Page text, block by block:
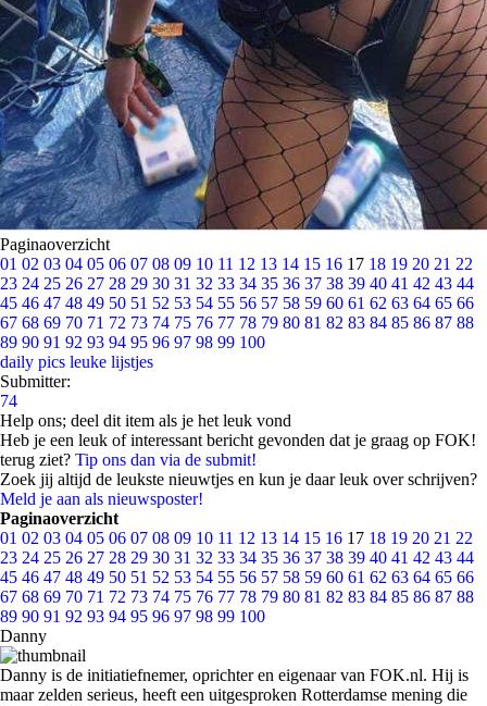
Paginaoverzicht
01 02 03 04 05 06 07 08 09 10 11 12 13 14 15 16 17 18 19 20 21 22
23 24 25 26 27 28 29 30 31 32 33 34 35 36 37 38 39 40 41 42 43 44
45 46 47 48 49 50 51 52 53 54 55 56 57 58 59 60 61 62 63 64 65 66
67 68 69 70 71 72 73 74 75 76 77 78 79 80 81 82 83 84 85 86 87 88
89 90 91 92 93 94 95 96 97 98 99 100
daily pics leuke lijstjes
Submitter:
74
Help ons; deel dit item als je het leuk vond
Heb je een leuk of interessant bericht gevonden dat je graag op FOK!
terug ziet? Tip ons dan via de submit!
Zoek jij altijd de leukste nieuwtjes en kun je daar leuk over schrijven?
Meld je aan als nieuwsposter!
Paginaoverzicht
01 02 03 04 05 06 07 08 09 10 11 12 13 14 15 16 17 18 19 20 21 22
23 24 25 26 27 28 29 30 31 32 33 34 35 36 37 38 39 40 41 42 43 44
45 46 47 48 49 50 51 52 53 54 55 56 57 58 59 60 61 62 63 64 65 66
67 68 69 70 71 72 73 74 75 76 77 78 79 80 81 82 83 84 85 86 87 88
89 90 91 92 93 94 95 96 97 98 99 100
Danny
Danny is de initiatiefnemer, oprichter en eigenaar van FOK.nl. Hij is
maar zelden serieus, heeft een uitgesproken Rotterdamse mening die